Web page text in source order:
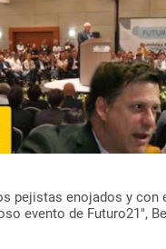
pejistas enojados y con
evento de Futuro21",